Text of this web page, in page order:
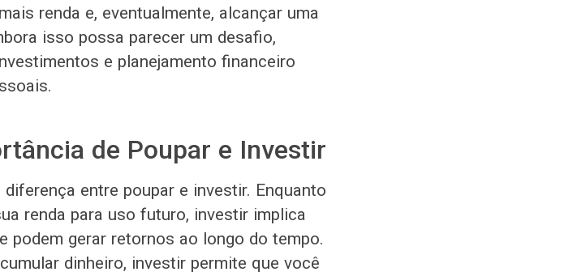
renda e, eventualmente, alcançar uma
isso possa parecer um desafio,
e planejamento financeiro
de Poupar e Investir
entre poupar e investir. Enquanto
renda para uso futuro, investir implica
podem gerar retornos ao longo do tempo.
dinheiro, investir permite que você